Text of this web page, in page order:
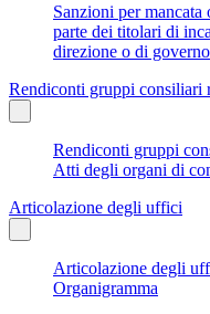
Sanzioni per
parte dei titolari di
direzione o di governo
Rendiconti gruppi consiliari
Rendiconti gruppi
Atti degli organi di
Articolazione degli uffici
Articolazione degli
Organigramma